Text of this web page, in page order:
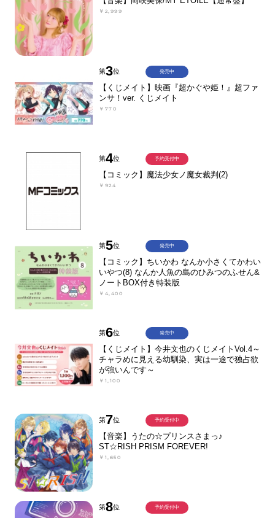
￥2,999
第3位
【くじメイト】映画『超かぐや姫！』超ファ
ンサ！ver. くじメイト
￥770
発売中
第4位
【コミック】魔法少女ノ魔女裁判(2)
￥924
予約受付中
第5位
【コミック】ちいかわ なんか小さくてかわい
いやつ(8) なんか人魚の島のひみつのふせん&
ノートBOX付き特装版
￥4,400
発売中
第6位
【くじメイト】今井文也のくじメイトVol.4～
チャラめに見える幼馴染、実は一途で独占欲
が強いんです～
￥1,100
発売中
第7位
【音楽】うたの☆プリンスさまっ♪
ST☆RISH PRISM FOREVER!
￥1,650
予約受付中
第8位 予約受付中